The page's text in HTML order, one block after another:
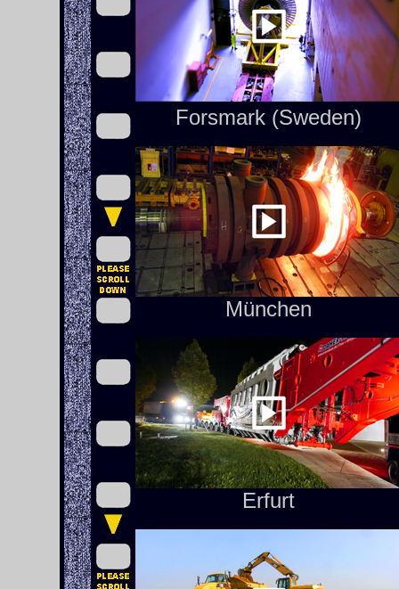
Forsmark (Sweden)
München
Erfurt